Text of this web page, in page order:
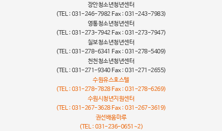
장안청소년청년센터
(TEL : 031-246-7982 Fax : 031-243-7983)
영통청소년청년센터
(TEL : 031-273-7942 Fax : 031-273-7947)
칠보청소년청년센터
(TEL : 031-278-6341 Fax : 031-278-5409)
천천청소년청년센터
(TEL : 031-271-9340 Fax : 031-271-2655)
수원유스호스텔
(TEL : 031-278-7828 Fax : 031-278-6269)
수원시청년지원센터
(TEL : 031-267-3628 Fax : 031-267-3619)
권선배움마루
(TEL : 031-236-0651~2)